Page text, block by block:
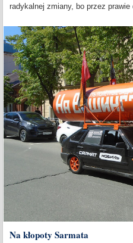
radykalnej zmiany, bo przez prawie
Na kłopoty Sarmata